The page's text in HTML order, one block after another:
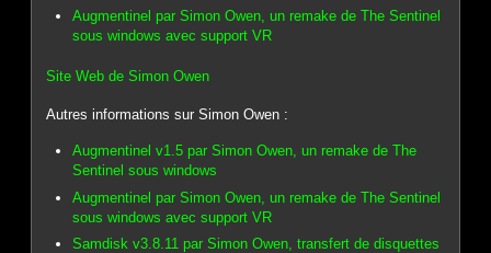
Augmentinel par Simon Owen, un remake de The Sentinel
sous windows avec support VR
Site Web de Simon Owen
Autres informations sur Simon Owen :
Augmentinel v1.5 par Simon Owen, un remake de The
Sentinel sous windows
Augmentinel par Simon Owen, un remake de The Sentinel
sous windows avec support VR
Samdisk v3.8.11 par Simon Owen, transfert de disquettes